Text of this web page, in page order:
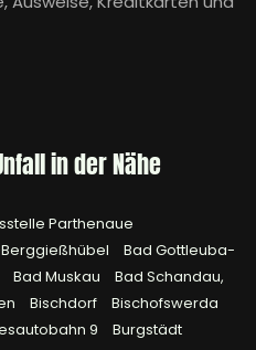
in der Nähe
Parthenaue
Bad Gottleuba-
Bad Muskau
Bad Schandau,
Bischdorf
Bischofswerda
9
Burgstädt